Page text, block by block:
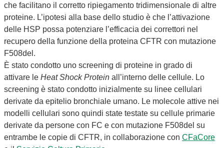
che facilitano il corretto ripiegamento tridimensionale di altre
proteine. L’ipotesi alla base dello studio è che l’attivazione
delle HSP possa potenziare l’efficacia dei correttori nel
recupero della funzione della proteina CFTR con mutazione
F508del.
È stato condotto uno screening di proteine in grado di
attivare le Heat Shock Protein all’interno delle cellule. Lo
screening è stato condotto inizialmente su linee cellulari
derivate da epitelio bronchiale umano. Le molecole attive nei
modelli cellulari sono quindi state testate su cellule primarie
derivate da persone con FC e con mutazione F508del su
entrambe le copie di CFTR, in collaborazione con CFaCore